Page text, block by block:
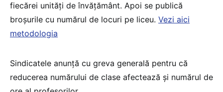
fiecărei unități de învățământ. Apoi se publică
broșurile cu numărul de locuri pe liceu. Vezi aici
metodologia
Sindicatele anunță cu greva generală pentru că
reducerea numărului de clase afectează și numărul de